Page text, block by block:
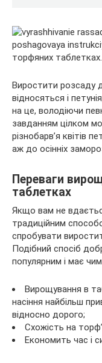
Виростити розсаду
відносяться і
на це, володіючи
завданням цілком
різнобарв’я квітів
аж до осінніх
Переваги
таблетках
Якщо вам не
традиційним
спробувати
Подібний спосіб
популярним і має
Вирощування в
насіння найбільш
відносно дорого;
Схожість на
Економить час і